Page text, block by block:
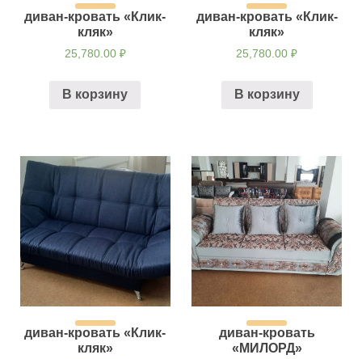
диван-кровать «Клик-
кляк»
25,780.00 ₽
В корзину
диван-кровать «Клик-
кляк»
25,780.00₽
В корзину
диван-кровать «Клик-
кляк»
диван-кровать
«МИЛОРД»